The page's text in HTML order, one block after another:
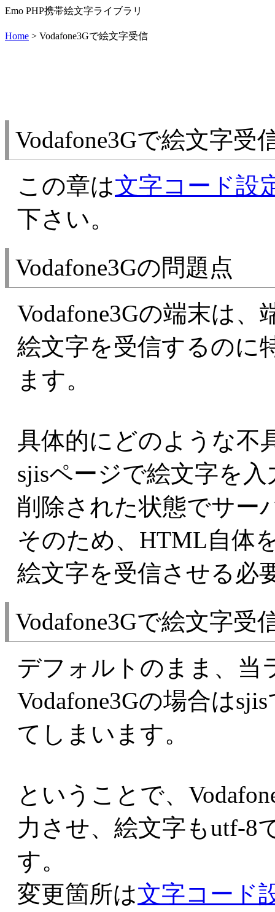
Emo PHP携帯絵文字ライブラリ
Home > Vodafone3Gで絵文字受信
Vodafone3Gで絵文字受
この章は文字コード設
下さい。
Vodafone3Gの問題点
Vodafone3Gの端末は
絵文字を受信するのに
ます。
具体的にどのような不
sjisページで絵文字を
削除された状態でサー
そのため、HTML自体
絵文字を受信させる必
Vodafone3Gで絵文字受
デフォルトのまま、当
Vodafone3Gの場合は
てしまいます。
ということで、
力させ、絵文字もutf-8
す。
変更箇所は文字コード